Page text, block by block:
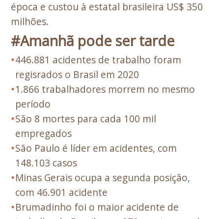
época e custou à estatal brasileira US$ 350
milhões.
#Amanhã pode ser tarde
446.881 acidentes de trabalho foram
regisrados o Brasil em 2020
1.866 trabalhadores morrem no mesmo
período
São 8 mortes para cada 100 mil
empregados
São Paulo é líder em acidentes, com
148.103 casos
Minas Gerais ocupa a segunda posição,
com 46.901 acidente
Brumadinho foi o maior acidente de